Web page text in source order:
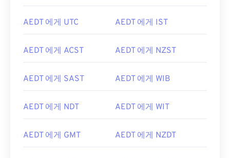
AEDT 에게 UTC AEDT 에게 IST
AEDT 에게 ACST AEDT 에게 NZST
AEDT 에게 SAST AEDT 에게 WIB
AEDT 에게 NDT AEDT 에게 WIT
AEDT 에게 GMT AEDT 에게 NZDT